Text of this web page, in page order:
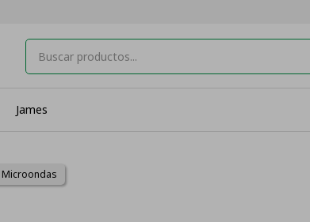
James
Microondas